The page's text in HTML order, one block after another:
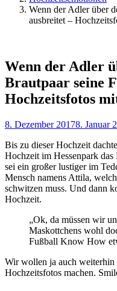
Wenn der Adler über
ausbreitet –
Wenn der Adler
Brautpaar seine
Hochzeitsfotos
8. Dezember 20178. Januar
Bis zu dieser Hochzeit
Hochzeit im Hessenpark
sei ein großer lustiger im
Mensch namens Attila,
schwitzen muss. Und dann
Hochzeit.
„Ok, da müssen wir
Maskottchens wohl
Fußball Know How
Wir wollen ja auch weiterhin
Hochzeitsfotos machen.